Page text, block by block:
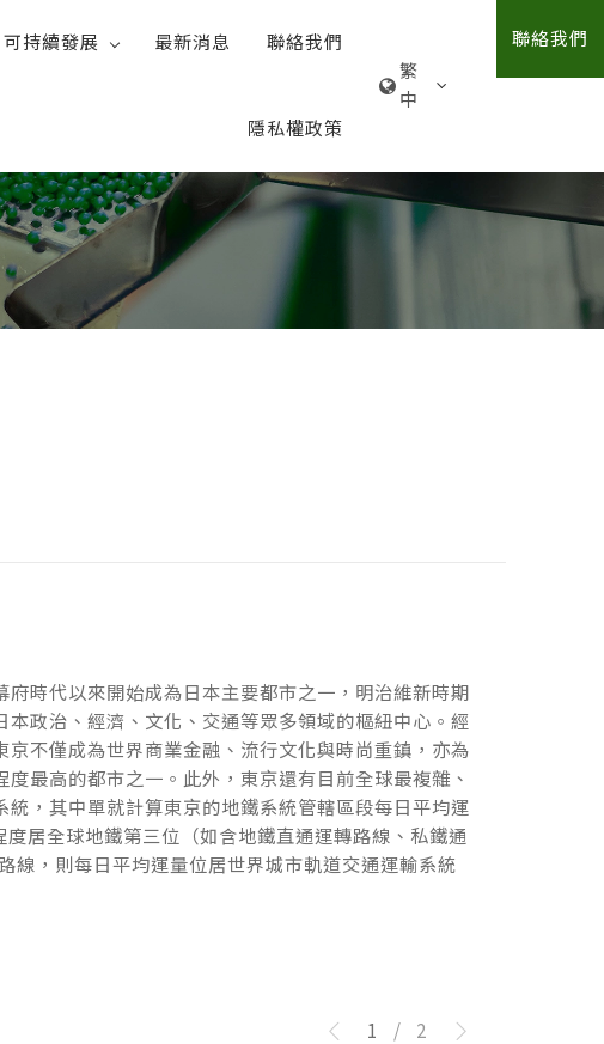
聯絡我們
可持續發展 最新消息 聯絡我們
隱私權政策
繁
中
1 / 2
府時代以來開始成為日本主要都市之一，明治維新時期
本政治、經濟、文化、交通等眾多領域的樞紐中心。經
京不僅成為世界商業金融、流行文化與時尚重鎮，亦為
最高的都市之一。此外，東京還有目前全球最複雜、
統，其中單就計算東京的地鐵系統管轄區段每日平均運
居全球地鐵第三位（如含地鐵直通運轉路線、私鐵通
線，則每日平均運量位居世界城市軌道交通運輸系統
府時代以來開始成為日本主要都市之一，明治維新時期
本政治、經濟、文化、交通等眾多領域的樞紐中心。經
京不僅成為世界商業金融、流行文化與時尚重鎮，亦為
最高的都市之一。此外，東京還有目前全球最複雜、
統，其中單就計算東京的地鐵系統管轄區段每日平均運
居全球地鐵第三位（如含地鐵直通運轉路線、私鐵通
線，則每日平均運量位居世界城市軌道交通運輸系統